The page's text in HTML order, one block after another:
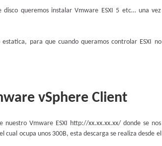
queremos instalar Vmware ESXI 5 etc… una vez
para que cuando queramos controlar ESXI no
vSphere Client
Vmware ESXI http://xx.xx.xx.xx/ donde se nos
ocupa unos 300B, esta descarga se realiza desde el